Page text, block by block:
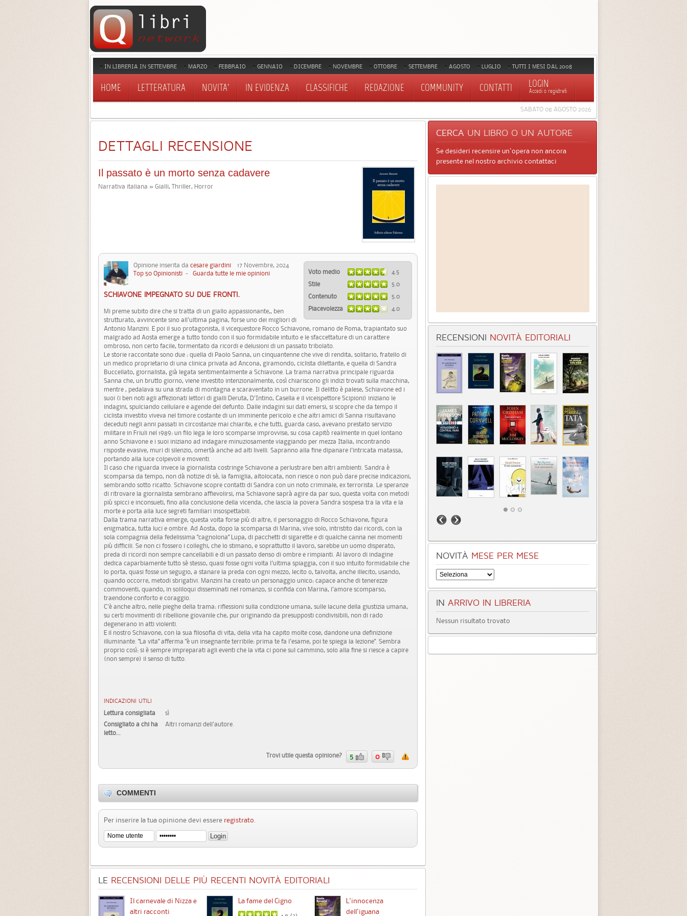
IN LIBRERIA IN SETTEMBRE MARZO FEBBRAIO GENNAIO DICEMBRE NOVEMBRE OTTOBRE SETTEMBRE AGOSTO LUGLIO TUTTI I MESI DAL 2008
HOME LETTERATURA NOVITA' IN EVIDENZA CLASSIFICHE REDAZIONE COMMUNITY CONTATTI LOGIN
Accedi o registrati
SABATO 08 AGOSTO 2026
DETTAGLI RECENSIONE
Il passato è un morto senza cadavere
Narrativa italiana » Gialli, Thriller, Horror
Voto medio
4.5
Stile
5.0
Contenuto
5.0
Piacevolezza
4.0
Opinione inserita da cesare giardini 17 Novembre, 2024
Top 50 Opinionisti - Guarda tutte le mie opinioni
SCHIAVONE IMPEGNATO SU DUE FRONTI.
Mi preme subito dire che si tratta di un giallo appassionante,, ben
strutturato, avvincente sino all'ultima pagina, forse uno dei migliori di
Antonio Manzini. E poi il suo protagonista, il vicequestore Rocco Schiavone, romano de Roma, trapiantato suo
malgrado ad Aosta emerge a tutto tondo con il suo formidabile intuito e le sfaccettature di un carattere
ombroso, non certo facile, tormentato da ricordi e delusioni di un passato tribolato.
Le storie raccontate sono due : quella di Paolo Sanna, un cinquantenne che vive di rendita, solitario, fratello di
un medico proprietario di una clinica privata ad Ancona, giramondo, ciclista dilettante, e quella di Sandra
Buccellato, giornalista, già legata sentimentalmente a Schiavone. La trama narrativa principale riguarda
Sanna che, un brutto giorno, viene investito intenzionalmente, così chiariscono gli indizi trovati sulla macchina,
mentre , pedalava su una strada di montagna e scaraventato in un burrone. Il delitto è palese, Schiavone ed i
suoi (i ben noti agli affezionati lettori di gialli Deruta, D'Intino, Casella e il viceispettore Scipioni) iniziano le
indagini, spulciando cellulare e agende del defunto. Dalle indagini sui dati emersi, si scopre che da tempo il
ciclista investito viveva nel timore costante di un imminente pericolo e che altri amici di Sanna risultavano
deceduti negli anni passati in circostanze mai chiarite, e che tutti, guarda caso, avevano prestato servizio
militare in Friuli nel 1989: un filo lega le loro scomparse improvvise, su cosa capitò realmente in quel lontano
anno Schiavone e i suoi iniziano ad indagare minuziosamente viaggiando per mezza Italia, incontrando
risposte evasive, muri di silenzio, omertà anche ad alti livelli. Sapranno alla fine dipanare l'intricata matassa,
portando alla luce colpevoli e moventi.
Il caso che riguarda invece la giornalista costringe Schiavone a perlustrare ben altri ambienti. Sandra è
scomparsa da tempo, non dà notizie di sè, la famiglia, altolocata, non riesce o non può dare precise indicazioni,
sembrando sotto ricatto. Schiavone scopre contatti di Sandra con un noto criminale, ex terrorista. Le speranze
di ritrovare la giornalista sembrano affievolirsi, ma Schiavone saprà agire da par suo, questa volta con metodi
più spicci e inconsueti, fino alla conclusione della vicenda, che lascia la povera Sandra sospesa tra la vita e la
morte e porta alla luce segreti familiari insospettabili.
Dalla trama narrativa emerge, questa volta forse più di altre, il personaggio di Rocco Schiavone, figura
enigmatica, tutta luci e ombre. Ad Aosta, dopo la scomparsa di Marina, vive solo, intristito dai ricordi, con la
sola compagnia della fedelissima "cagnolona" Lupa, di pacchetti di sigarette e di qualche canna nei momenti
più difficili. Se non ci fossero i colleghi, che lo stimano, e soprattutto il lavoro, sarebbe un uomo disperato,
preda di ricordi non sempre cancellabili e di un passato denso di ombre e rimpianti. Al lavoro di indagine
dedica caparbiamente tutto sè stesso, quasi fosse ogni volta l'ultima spiaggia, con il suo intuito formidabile che
lo porta, quasi fosse un segugio, a stanare la preda con ogni mezzo, lecito o, talvolta, anche illecito, usando,
quando occorre, metodi sbrigativi. Manzini ha creato un personaggio unico: capace anche di tenerezze
commoventi, quando, in soliloqui disseminati nel romanzo, si confida con Marina, l'amore scomparso,
traendone conforto e coraggio.
C'è anche altro, nelle pieghe della trama: riflessioni sulla condizione umana, sulle lacune della giustizia umana,
su certi movimenti di ribellione giovanile che, pur originando da presupposti condivisibili, non di rado
degenerano in atti violenti.
E il nostro Schiavone, con la sua filosofia di vita, della vita ha capito molte cose, dandone una definizione
illuminante. "La vita" afferma "è un insegnante terribile: prima te fa l'esame, poi te spiega la lezione". Sembra
proprio così: si è sempre impreparati agli eventi che la vita ci pone sul cammino, solo alla fine si riesce a capire
(non sempre) il senso di tutto.
INDICAZIONI UTILI
Lettura consigliata
sì
Consigliato a chi ha
letto...
Altri romanzi dell'autore.
Trovi utile questa opinione? 5 0
COMMENTI
Per inserire la tua opinione devi essere registrato
LE RECENSIONI DELLE PIÙ RECENTI NOVITÀ EDITORIALI
Il carnevale di Nizza e
altri racconti
La fame del Cigno
L'innocenza
dell'iguana
CERCA UN LIBRO O UN AUTORE
Se desideri recensire un'opera non ancora
presente nel nostro archivio contattaci
RECENSIONI NOVITÀ EDITORIALI
NOVITÀ MESE PER MESE
IN ARRIVO IN LIBRERIA
Nessun risultato trovato